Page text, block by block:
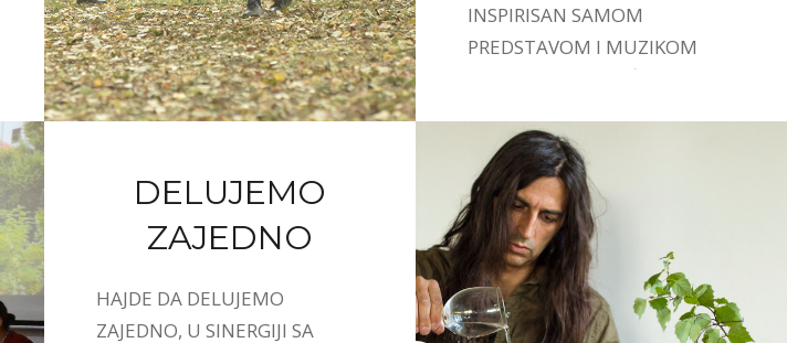
INSPIRISAN SAMOM
PREDSTAVOM I MUZIKOM
DELUJEMO
ZAJEDNO
HAJDE DA DELUJEMO
ZAJEDNO, U SINERGIJI SA